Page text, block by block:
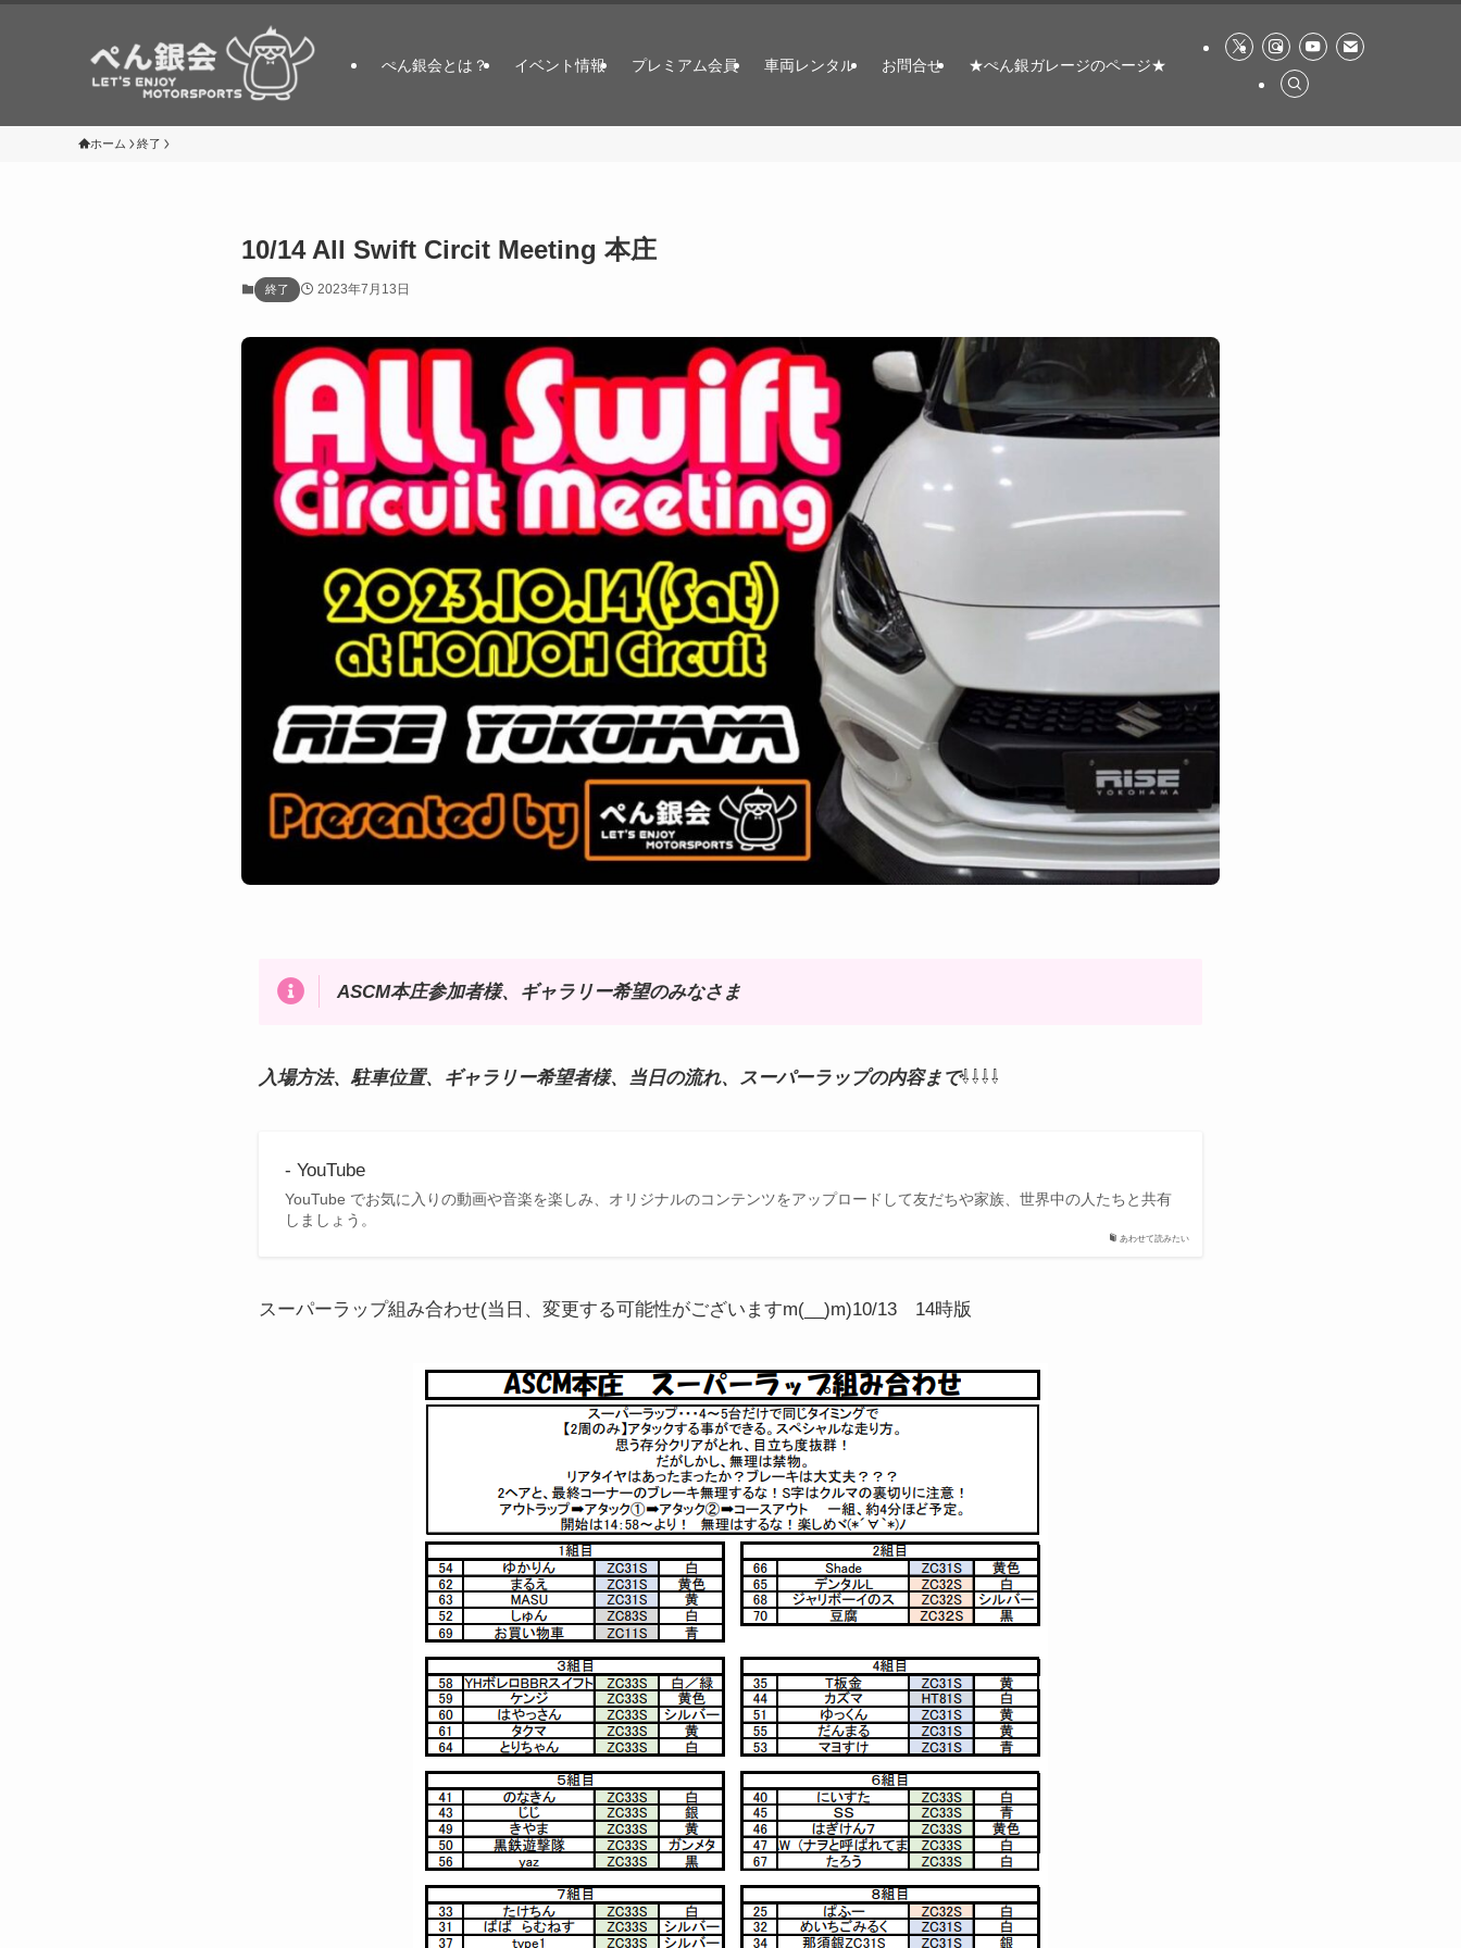
ぺん銀会とは？ イベント情報 プレミアム会員 車両レンタル お問合せ ★ぺん銀ガレージのページ★
ホーム 終了
10/14 All Swift Circit Meeting 本庄
終了 2023年7月13日
ASCM本庄参加者様、ギャラリー希望のみなさま
入場方法、駐車位置、ギャラリー希望者様、当日の流れ、スーパーラップの内容まで⇩⇩⇩⇩
あわせて読みたい
- YouTube
YouTube でお気に入りの動画や音楽を楽しみ、オリジナルのコンテンツをアップロードして友だちや家族、世界中の人たちと共有
しましょう。
スーパーラップ組み合わせ(当日、変更する可能性がございますm(__)m)10/13 14時版